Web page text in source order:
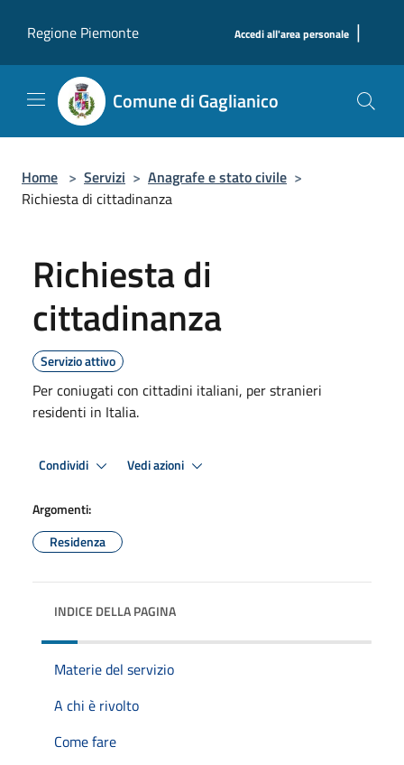
Regione Piemonte
Accedi all'area personale |
Comune di Gaglianico
Home > Servizi > Anagrafe e stato civile >
Richiesta di cittadinanza
Richiesta di
cittadinanza
Servizio attivo
Per coniugati con cittadini italiani, per stranieri
residenti in Italia.
Condividi Vedi azioni
Argomenti:
Residenza
INDICE DELLA PAGINA
Materie del servizio
A chi è rivolto
Come fare